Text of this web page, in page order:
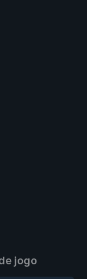
jogo